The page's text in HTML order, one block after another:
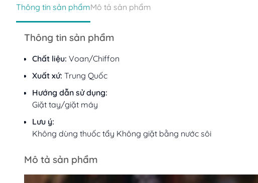
Thông tin sản phẩmMô tả sản phẩm
Thông tin sản phẩm
Chất liệu: Voan/Chiffon
Xuất xứ: Trung Quốc
Hướng dẫn sử dụng:
Giặt tay/giặt máy
Lưu ý:
Không dùng thuốc tẩy Không giặt bằng nước sôi
Mô tả sản phẩm